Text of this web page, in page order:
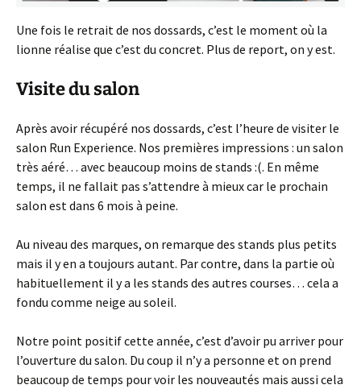
Une fois le retrait de nos dossards, c’est le moment où la
lionne réalise que c’est du concret. Plus de report, on y est.
Visite du salon
Après avoir récupéré nos dossards, c’est l’heure de visiter le
salon Run Experience. Nos premières impressions : un salon
très aéré… avec beaucoup moins de stands :(. En même
temps, il ne fallait pas s’attendre à mieux car le prochain
salon est dans 6 mois à peine.
Au niveau des marques, on remarque des stands plus petits
mais il y en a toujours autant. Par contre, dans la partie où
habituellement il y a les stands des autres courses… cela a
fondu comme neige au soleil.
Notre point positif cette année, c’est d’avoir pu arriver pour
l’ouverture du salon. Du coup il n’y a personne et on prend
beaucoup de temps pour voir les nouveautés mais aussi cela